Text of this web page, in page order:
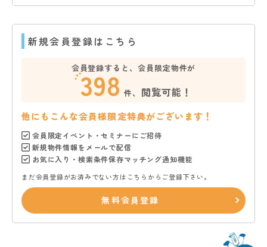
新規会員登録はこちら
会員登録すると、会員限定物件が
398 件、 閲覧可能！
他にもこんな会員様限定特典がございます！
会員限定イベント・セミナーにご招待
新規物件情報をメールで配信
お気に入り・検索条件保存マッチング通知機能
まだ会員登録がお済みでない方はこちらからご登録下さい。
無料会員登録